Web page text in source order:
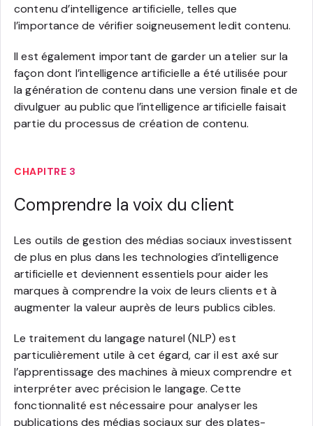
contenu d’intelligence artificielle, telles que
l’importance de vérifier soigneusement ledit contenu.
Il est également important de garder un atelier sur la
façon dont l’intelligence artificielle a été utilisée pour
la génération de contenu dans une version finale et de
divulguer au public que l’intelligence artificielle faisait
partie du processus de création de contenu.
CHAPITRE 3
Comprendre la voix du client
Les outils de gestion des médias sociaux investissent
de plus en plus dans les technologies d’intelligence
artificielle et deviennent essentiels pour aider les
marques à comprendre la voix de leurs clients et à
augmenter la valeur auprès de leurs publics cibles.
Le traitement du langage naturel (NLP) est
particulièrement utile à cet égard, car il est axé sur
l’apprentissage des machines à mieux comprendre et
interpréter avec précision le langage. Cette
fonctionnalité est nécessaire pour analyser les
publications des médias sociaux sur des plates-